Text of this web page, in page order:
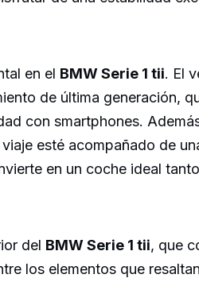
en el BMW Serie 1 tii. El
de última generación,
con smartphones.
esté acompañado de
en un coche ideal
del BMW Serie 1 tii, que
los elementos que